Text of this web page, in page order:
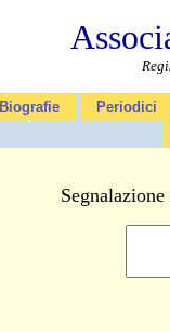
Biografie Periodici